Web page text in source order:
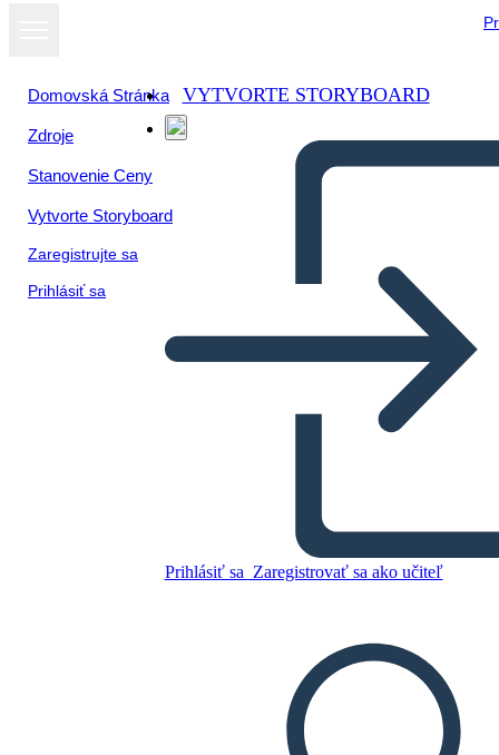
Domovská Stránka
Zdroje
Stanovenie Ceny
Vytvorte Storyboard
Zaregistrujte sa
Prihlásiť sa
VYTVORTE STORYBOARD
Prihlásiť sa Zaregistrovať sa ako učiteľ
Skopírujte tento Storyboard
PREHRAŤ PREZENTÁCIU
ČÍTAJ MI